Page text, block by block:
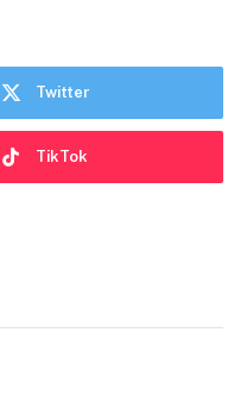
Twitter
TikTok